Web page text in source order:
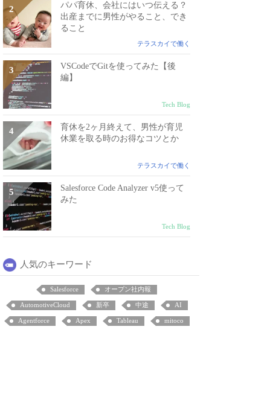
パパ育休、会社にはいつ伝える？
出産までに男性がやること、でき
ること
テラスカイで働く
VSCodeでGitを使ってみた【後
編】
Tech Blog
育休を2ヶ月終えて、男性が育児
休業を取る時のお得なコツとか
テラスカイで働く
Salesforce Code Analyzer v5使って
みた
Tech Blog
人気のキーワード
Salesforce オープン社内報
AutomotiveCloud 新卒 中途 AI
Agentforce Apex Tableau mitoco